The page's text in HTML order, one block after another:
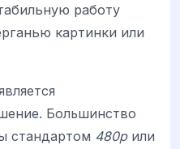
работу
картинки или
Большинство
стандартом 480pили